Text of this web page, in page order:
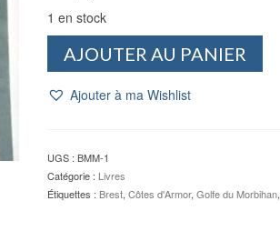
1 en stock
basse
Guillaume
MOINGEON
AJOUTER AU PANIER
Ajouter à ma Wishlist
UGS : BMM-1
Catégorie : Livres
Étiquettes : Brest, Côtes d'Armor, Golfe du Morbihan,